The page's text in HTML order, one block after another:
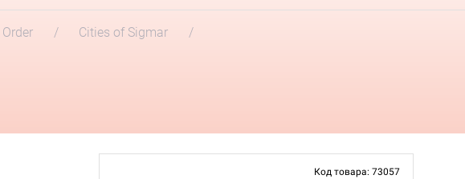
Order
Cities of Sigmar
Код товара: 73057